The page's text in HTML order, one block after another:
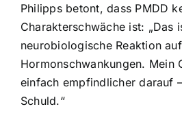
Philipps betont, dass PMDD
Charakterschwäche ist: „Das
neurobiologische Reaktion
Hormonschwankungen. Mein
einfach empfindlicher darauf
Schuld.“